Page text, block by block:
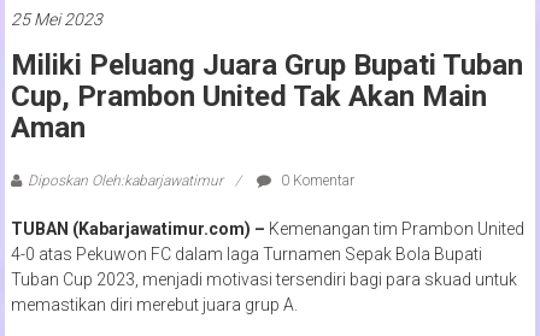
25 Mei 2023
Miliki Peluang Juara Grup Bupati Tuban
Cup, Prambon United Tak Akan Main
Aman
Diposkan Oleh:kabarjawatimur 0 Komentar
TUBAN (Kabarjawatimur.com) – Kemenangan tim Prambon United
4-0 atas Pekuwon FC dalam laga Turnamen Sepak Bola Bupati
Tuban Cup 2023, menjadi motivasi tersendiri bagi para skuad untuk
memastikan diri merebut juara grup A.